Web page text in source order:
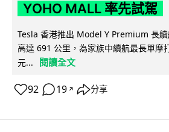
YOHO MALL 率先試駕
Tesla 香港推出 Model Y Premium 長
高達 691 公里，為家族中續航最長單摩
元...
閱讀全文
92 19 ↗ 分享